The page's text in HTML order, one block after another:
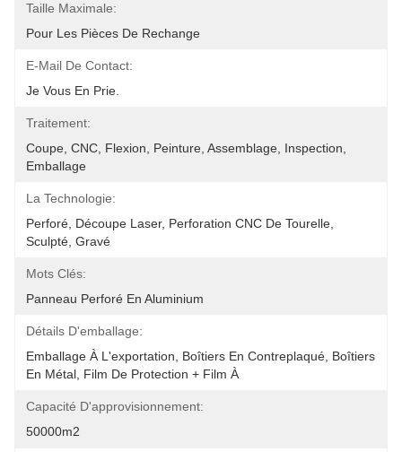
Taille Maximale:
Pour Les Pièces De Rechange
E-Mail De Contact:
Je Vous En Prie.
Traitement:
Coupe, CNC, Flexion, Peinture, Assemblage, Inspection,
Emballage
La Technologie:
Perforé, Découpe Laser, Perforation CNC De Tourelle,
Sculpté, Gravé
Mots Clés:
Panneau Perforé En Aluminium
Détails D'emballage:
Emballage À L'exportation, Boîtiers En Contreplaqué, Boîtiers
En Métal, Film De Protection + Film À
Capacité D'approvisionnement:
50000m2